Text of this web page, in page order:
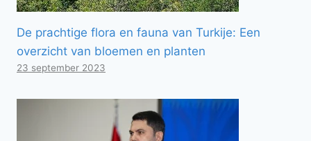
De prachtige flora en fauna van Turkije: Een
overzicht van bloemen en planten
23 september 2023